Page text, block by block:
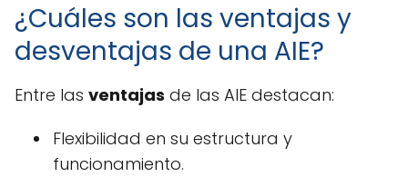
¿Cuáles son las ventajas y
desventajas de una AIE?
Entre las ventajas de las AIE destacan:
Flexibilidad en su estructura y
funcionamiento.